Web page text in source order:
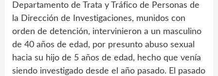
Departamento de Trata y Tráfico de Personas de
la Dirección de Investigaciones, munidos con
orden de detención, intervinieron a un masculino
de 40 años de edad, por presunto abuso sexual
hacia su hijo de 5 años de edad, hecho que venía
siendo investigado desde el año pasado. El pasado